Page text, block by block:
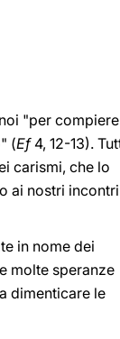
"per
(Ef 4, 12-13).
carismi, che lo
ai nostri incontri
in nome dei
molte speranze
dimenticare le